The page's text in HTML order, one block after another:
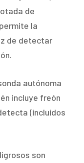
de
la
de detectar
autónoma
incluye freón
(incluidos
son